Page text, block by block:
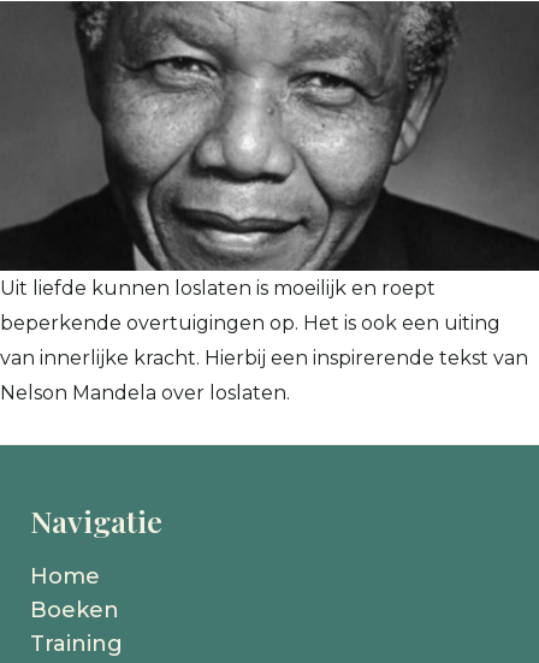
Uit liefde kunnen loslaten is moeilijk en roept
beperkende overtuigingen op. Het is ook een uiting
van innerlijke kracht. Hierbij een inspirerende tekst van
Nelson Mandela over loslaten.
Navigatie
Home
Boeken
Training